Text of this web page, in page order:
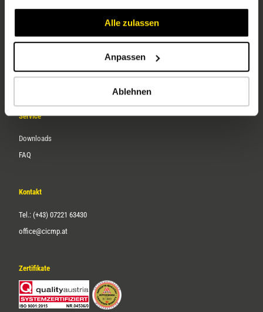
Alle zulassen
Anpassen
Ablehnen
Unternehmen
Karriere
Service
Downloads
FAQ
Kontakt
Tel.: (+43) 07221 63430
office@cicmp.at
Zertifikate